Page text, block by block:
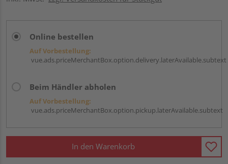
Online bestellen
Auf Vorbestellung:
vue.ads.priceMerchantBox.option.delivery.laterAvailable.subtext
Beim Händler abholen
Auf Vorbestellung:
vue.ads.priceMerchantBox.option.pickup.laterAvailable.subtext
In den Warenkorb